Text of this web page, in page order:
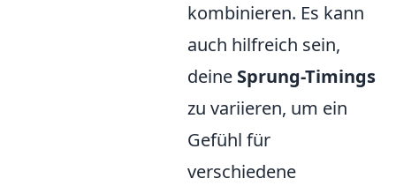
kombinieren. Es kann
auch hilfreich sein,
deine Sprung-Timings
zu variieren, um ein
Gefühl für
verschiedene